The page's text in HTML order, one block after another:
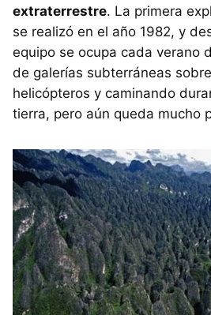
extraterrestre. La primera
se realizó en el año 1982, y
equipo se ocupa cada verano
de galerías subterráneas
helicópteros y caminando
tierra, pero aún queda mucho